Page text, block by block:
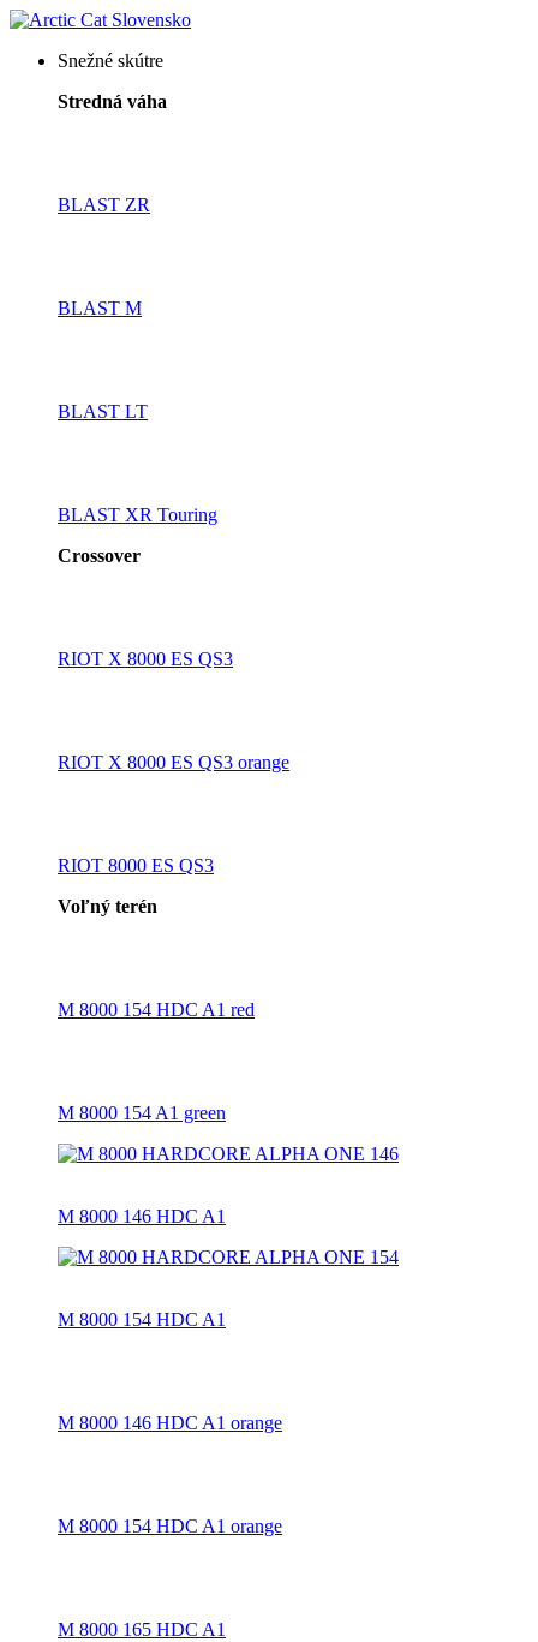
Snežné skútre
Stredná váha
BLAST ZR
BLAST M
BLAST LT
BLAST XR Touring
Crossover
RIOT X 8000 ES QS3
RIOT X 8000 ES QS3 orange
RIOT 8000 ES QS3
Voľný terén
M 8000 154 HDC A1 red
M 8000 154 A1 green
M 8000 146 HDC A1
M 8000 154 HDC A1
M 8000 146 HDC A1 orange
M 8000 154 HDC A1 orange
M 8000 165 HDC A1